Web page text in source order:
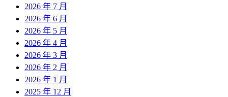
2026 年 7 月
2026 年 6 月
2026 年 5 月
2026 年 4 月
2026 年 3 月
2026 年 2 月
2026 年 1 月
2025 年 12 月